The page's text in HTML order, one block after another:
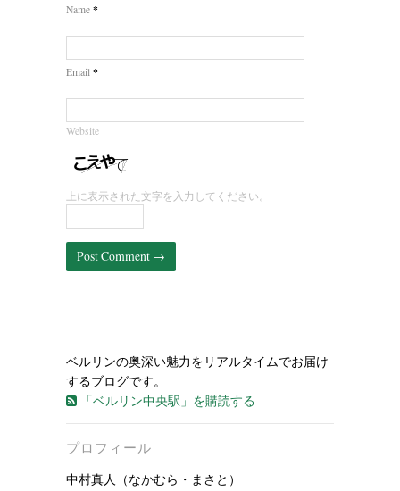
Name *
Email *
Website
上に表示された文字を入力してください。
ベルリンの奥深い魅力をリアルタイムでお届け
するブログです。
「ベルリン中央駅」を購読する
プロフィール
中村真人（なかむら・まさと）